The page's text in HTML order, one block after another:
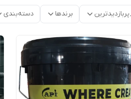
پربازدیدترین برندها دسته‌بندی